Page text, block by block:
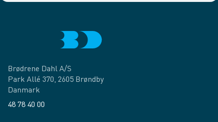
Brødrene Dahl A/S
Park Allé 370, 2605 Brøndby
Danmark
48 78 40 00